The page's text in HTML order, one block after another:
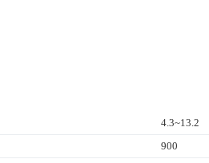
4.3~13.2
900